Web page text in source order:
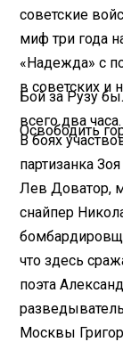
советские
миф три года
«Надежда» с
в советских и
Бой за Рузу
всего два часа.
Освободить
В боях
партизанка
Лев Доватор,
снайпер
что здесь
поэта
Москвы